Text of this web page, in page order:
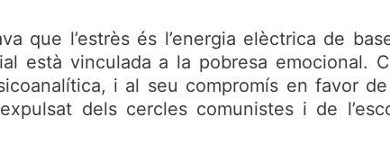
que l’estrès és l’energia elèctrica de
està vinculada a la pobresa emocional.
i al seu compromís en favor de
dels cercles comunistes i de